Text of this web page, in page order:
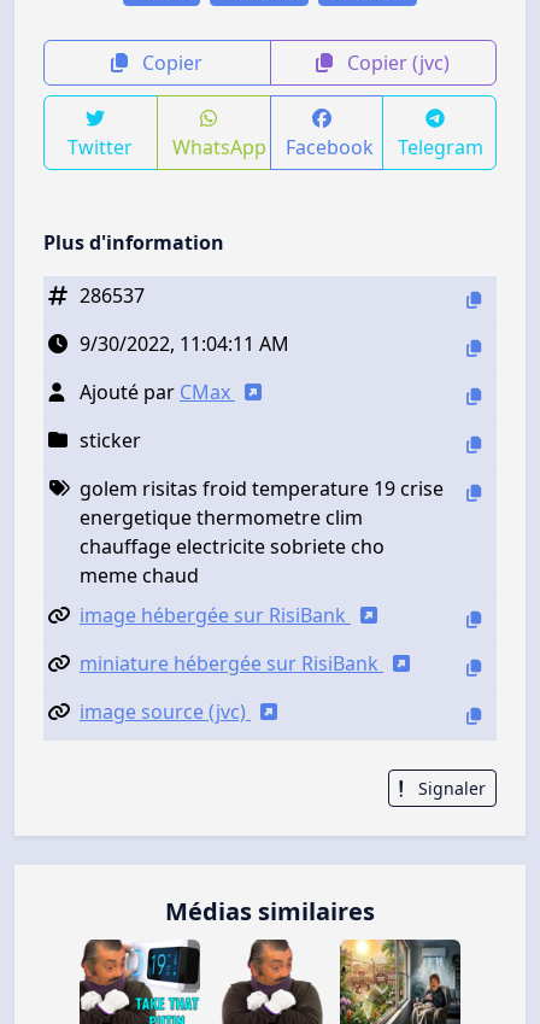
Copier Copier (jvc)
Twitter WhatsApp Facebook Telegram
Plus d'information
286537
9/30/2022, 11:04:11 AM
Ajouté par CMax
sticker
golem risitas froid temperature 19 crise
energetique thermometre clim
chauffage electricite sobriete cho
meme chaud
image hébergée sur RisiBank
miniature hébergée sur RisiBank
image source (jvc)
Signaler
Médias similaires